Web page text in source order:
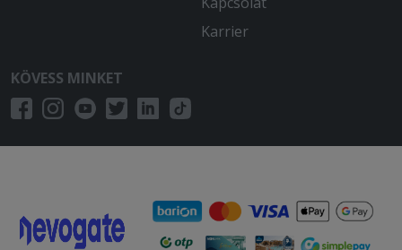
Karrier
KÖVESS MINKET